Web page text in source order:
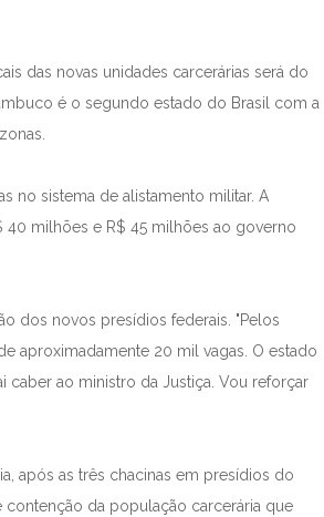
das novas unidades carcerárias será do
é o segundo estado do Brasil com a
no sistema de alistamento militar. A
40 milhões e R$ 45 milhões ao governo
dos novos presídios federais. "Pelos
aproximadamente 20 mil vagas. O estado
ao ministro da Justiça. Vou reforçar
após as três chacinas em presídios do
da população carcerária que